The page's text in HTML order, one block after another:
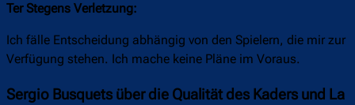
Ter Stegens Verletzung:
Ich fälle Entscheidung abhängig von den Spielern, die mir zur
Verfügung stehen. Ich mache keine Pläne im Voraus.
Sergio Busquets über die Qualität des Kaders und La